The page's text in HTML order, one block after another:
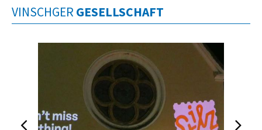
VINSCHGER GESELLSCHAFT